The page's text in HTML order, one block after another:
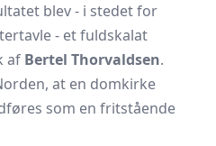
blev - i stedet for
- et fuldskalat
af Bertel Thorvaldsen.
at en domkirke
som en fritstående